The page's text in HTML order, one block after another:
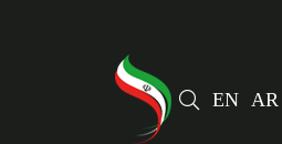
AR
EN
مسیر ماندگار